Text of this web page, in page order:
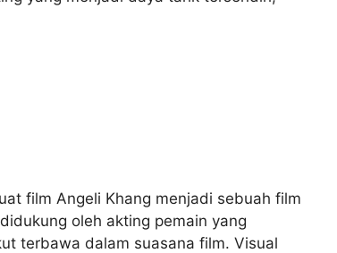
film Angeli Khang menjadi sebuah film
oleh akting pemain yang
terbawa dalam suasana film. Visual